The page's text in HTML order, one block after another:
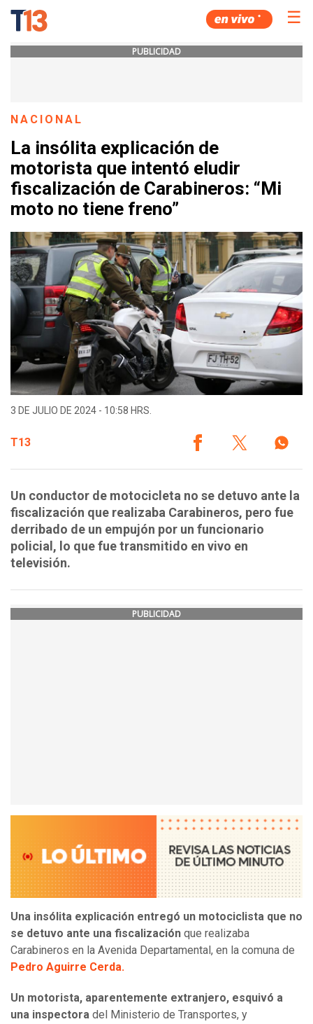
☰
PUBLICIDAD
NACIONAL
La insólita explicación de
motorista que intentó eludir
fiscalización de Carabineros: “Mi
moto no tiene freno”
3 DE JULIO DE 2024 - 10:58 HRS.
T13
Un conductor de motocicleta no se detuvo ante la
fiscalización que realizaba Carabineros, pero fue
derribado de un empujón por un funcionario
policial, lo que fue transmitido en vivo en
televisión.
PUBLICIDAD
Una insólita explicación entregó un motociclista que no
se detuvo ante una fiscalización que realizaba
Carabineros en la Avenida Departamental, en la comuna de
Pedro Aguirre Cerda.
Un motorista, aparentemente extranjero, esquivó a
una inspectora del Ministerio de Transportes, y